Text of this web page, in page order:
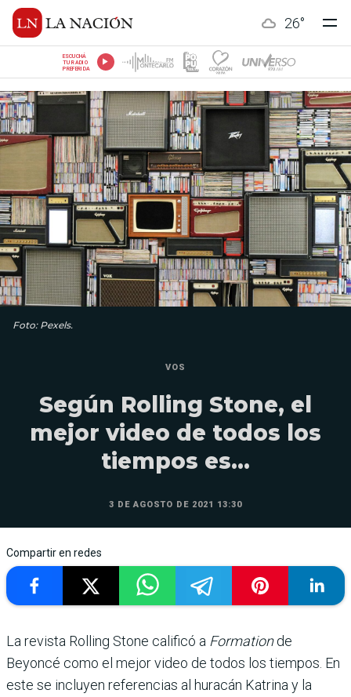
26°
ESCUCHÁ
TU RADIO
PREFERIDA
Foto: Pexels.
VOS
Según Rolling Stone, el
mejor video de todos los
tiempos es...
3 DE AGOSTO DE 2021 13:30
Compartir en redes
La revista Rolling Stone calificó a Formationde
Beyoncé como el mejor video de todos los tiempos. En
este se incluyen referencias al huracán Katrina y la